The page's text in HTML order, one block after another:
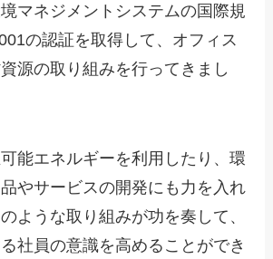
マネジメントシステムの国際規
の認証を取得して、オフィス
源の取り組みを行ってきまし
能エネルギーを利用したり、環
やサービスの開発にも力を入れ
ような取り組みが功を奏して、
社員の意識を高めることができ